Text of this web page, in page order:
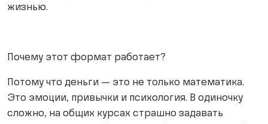
жизнью.
Почему этот формат работает?
Потому что деньги — это не только математика.
Это эмоции, привычки и психология. В одиночку
сложно, на общих курсах страшно задавать